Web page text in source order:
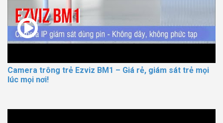
Camera trông trẻ Ezviz BM1 – Giá rẻ, giám sát trẻ mọi
lúc mọi nơi!